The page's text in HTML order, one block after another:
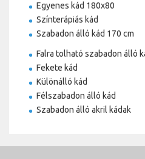
Egyenes kád 180x80
Színterápiás kád
Szabadon álló kád 170 cm
Falra tolható szabadon álló
Fekete kád
Különálló kád
Félszabadon álló kád
Szabadon álló akril kádak